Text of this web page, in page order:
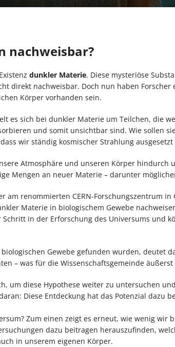
nachweisbar?
dunkler Materie. Diese mysteriöse
direkt nachweisbar. Doch nun haben Forscher
Körper vorhanden sein.
es sich bei dunkler Materie um Teilchen, die
und somit unsichtbar sind. Wie sollen
wir ständig kosmischer Strahlung ausgesetzt
Atmosphäre und unseren Körper hindurch
Mengen an neuer Materie – darunter
am renommierten CERN-Forschungszentrum
Materie in biologischem Gewebe
in der Erforschung des Universums und
Gewebe gefunden wurden, deutet
– was für die Wissenschaftsgemeinde
um diese Hypothese weiter zu untersuchen
Diese Entdeckung hat das Potenzial dazu
Zum einen zeigt es erneut, wie wenig wir
dazu beitragen herauszufinden,
in unserem eigenen Körper.